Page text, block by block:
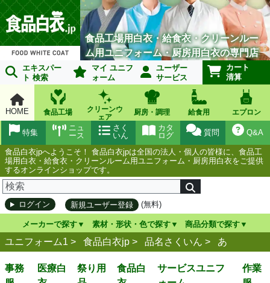
食品工場用白衣・給食衣・クリーンルー
ム用ユニフォーム・厨房用白衣の専門店
エキスパー
ト 検索
マイ ユニフ
ォーム
ユーザー
サービス
カート
清算
HOME 食品工場
クリーンウ
ェア
厨房・調理 給食用 エプロン
Q&A
質問
カタ
ログ
さく
いん
ニュ
ース
特集
食品白衣jpへようこそ！ 食品白衣jpは全国の法人・個人の皆様に、食品工
場用白衣・給食衣・クリーンルーム用ユニフォーム・厨房用白衣をご提供
するオンラインショップです。
ログイン 新規ユーザー登録 (無料)
メーカーで探す 素材・形状・色で探す 商品分類で探す
ユニフォーム1 > 食品白衣jp > 品名さくいん > あ
事務
医療白
祭り用
食品白
サービスユニフ
作業